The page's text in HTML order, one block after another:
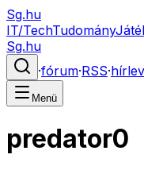
Sg.hu
IT/TechTudomány
Sg.hu
·fórum·RSS·
Menü
predator0